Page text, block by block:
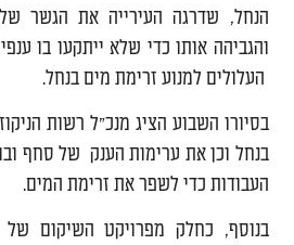
הנחל, שדרגה העירייה את הגשר
והגביהה אותו כדי שלא ייתקעו בו
העלולים למנוע זרימת מים בנחל.
בסיורו השבוע הציג מנכ"ל רשות
בנחל וכן את ערימות הענק של סחף
העבודות כדי לשפר את זרימת המים.
בנוסף, כחלק מפרויקט השיקום של